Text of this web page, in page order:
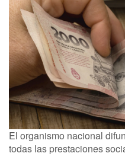
El organismo nacional
todas las prestaciones